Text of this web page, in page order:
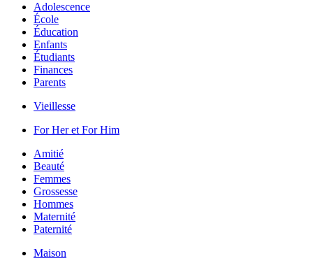
Adolescence
École
Éducation
Enfants
Étudiants
Finances
Parents
Vieillesse
For Her et For Him
Amitié
Beauté
Femmes
Grossesse
Hommes
Maternité
Paternité
Maison